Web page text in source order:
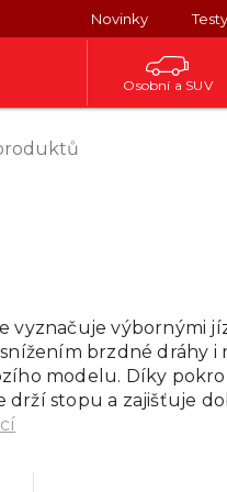
Novinky
Osobní a SUV
vyznačuje výbornými
brzdné dráhy i
modelu. Díky
drží stopu a zajišťuje